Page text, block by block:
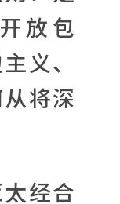
放包
义、
将深
经合